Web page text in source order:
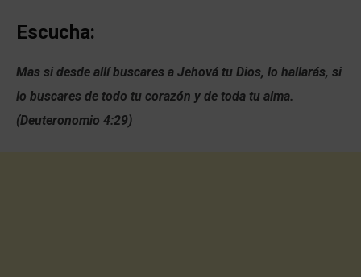
Escucha:
Mas si desde allí buscares a Jehová tu Dios, lo hallarás, si
lo buscares de todo tu corazón y de toda tu alma.
(Deuteronomio 4:29)